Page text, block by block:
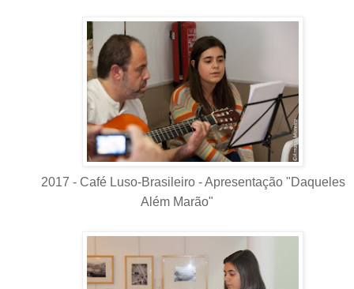
2017 - Café Luso-Brasileiro - Apresentação "Daqueles
Além Marão"